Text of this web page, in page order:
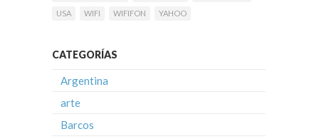
USA
WIFI WIFIFON YAHOO
CATEGORÍAS
Argentina
arte
Barcos